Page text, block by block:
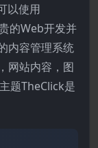
以使用
的Web开发并
内容管理系统
网站内容，图
题TheClick是